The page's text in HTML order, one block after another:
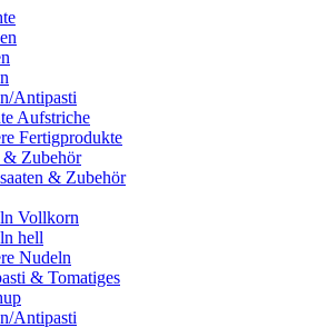
Antipasti
Aufstriche
Fertigprodukte
& Zubehör
& Zubehör
Vollkorn
hell
Nudeln
& Tomatiges
Antipasti